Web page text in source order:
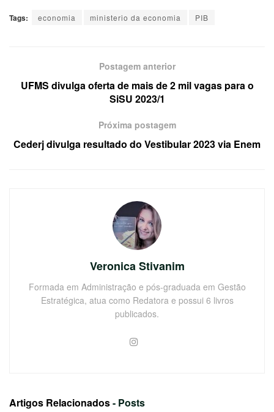
Tags: economia ministerio da economia PIB
Postagem anterior
UFMS divulga oferta de mais de 2 mil vagas para o
SiSU 2023/1
Próxima postagem
Cederj divulga resultado do Vestibular 2023 via Enem
Veronica Stivanim
Formada em Administração e pós-graduada em Gestão
Estratégica, atua como Redatora e possui 6 livros
publicados.
Artigos Relacionados- Posts